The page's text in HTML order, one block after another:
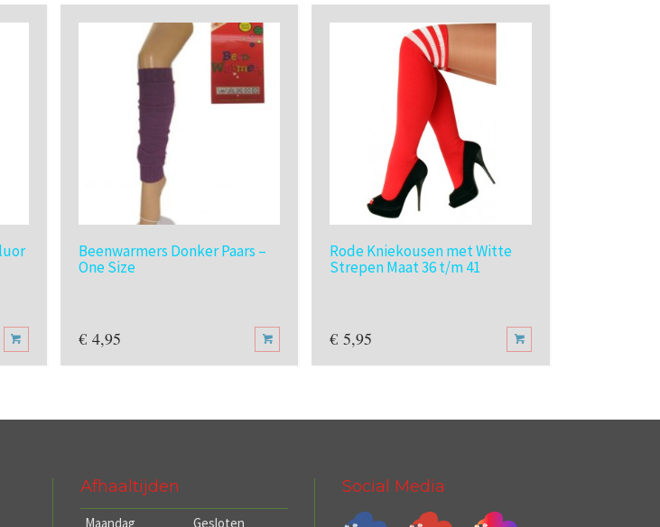
Beenwarmers Donker Paars –
One Size
€4,95
Rode Kniekousen met Witte
Strepen Maat 36 t/m 41
€ 5,95
Afhaaltijden
Maandag
Gesloten
Social Media